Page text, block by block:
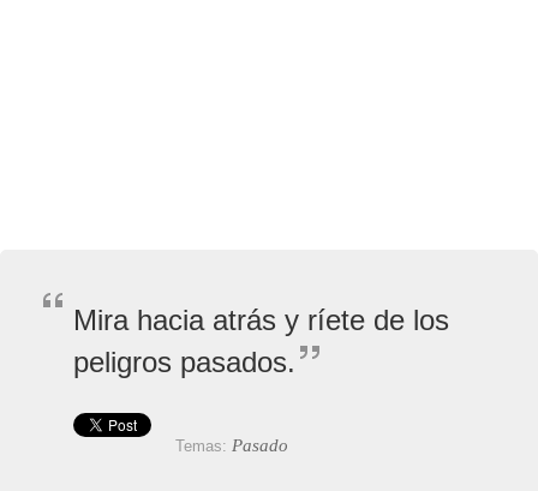
Mira hacia atrás y ríete de los
peligros pasados.
Temas: Pasado